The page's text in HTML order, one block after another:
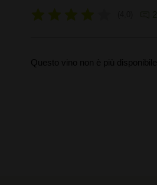
Questo vino non è più disponibile